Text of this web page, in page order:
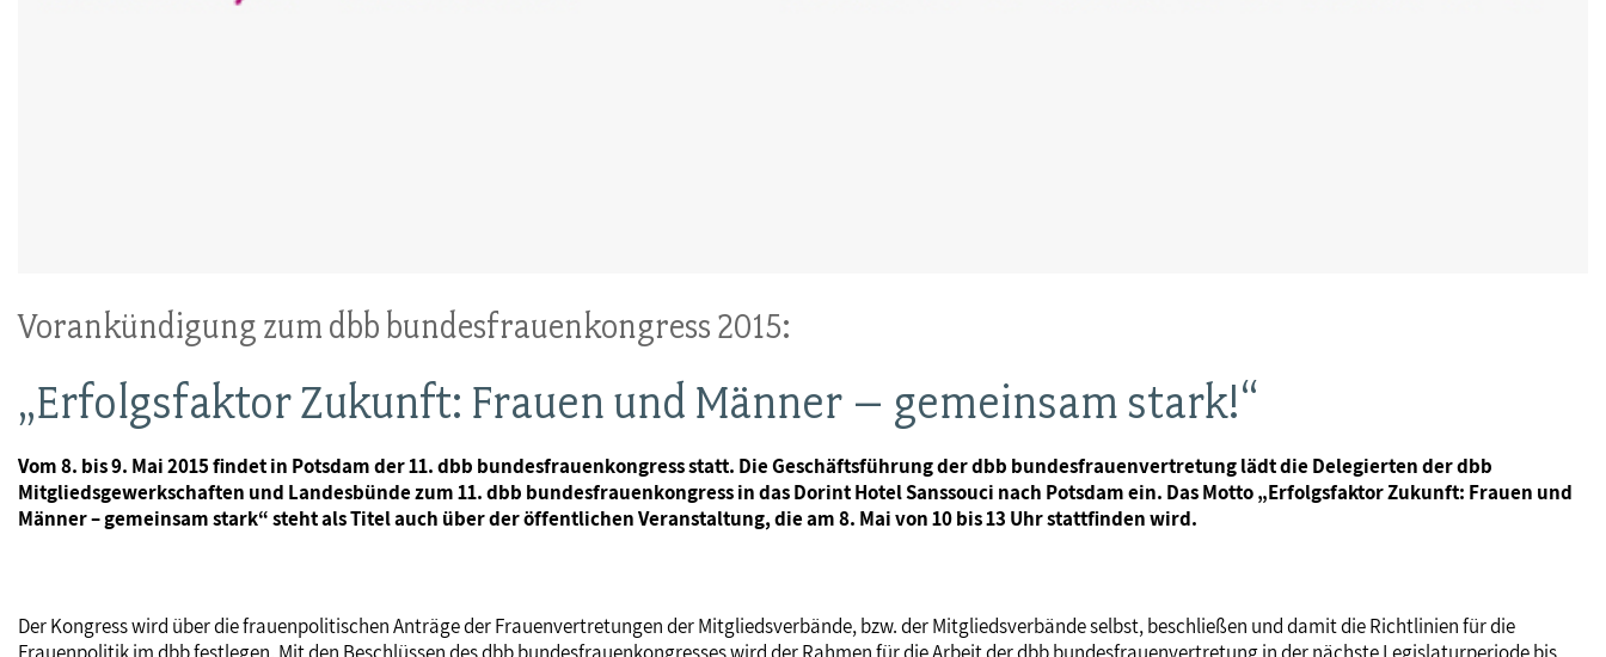
Vorankündigung zum dbb bundesfrauenkongress 2015:
„Erfolgsfaktor Zukunft: Frauen und Männer – gemeinsam stark!“
Vom 8. bis 9. Mai 2015 findet in Potsdam der 11. dbb bundesfrauenkongress statt. Die Geschäftsführung der dbb bundesfrauenvertretung lädt die Delegierten der dbb
Mitgliedsgewerkschaften und Landesbünde zum 11. dbb bundesfrauenkongress in das Dorint Hotel Sanssouci nach Potsdam ein. Das Motto „Erfolgsfaktor Zukunft: Frauen und
Männer – gemeinsam stark“ steht als Titel auch über der öffentlichen Veranstaltung, die am 8. Mai von 10 bis 13 Uhr stattfinden wird.
Der Kongress wird über die frauenpolitischen Anträge der Frauenvertretungen der Mitgliedsverbände, bzw. der Mitgliedsverbände selbst, beschließen und damit die Richtlinien für die